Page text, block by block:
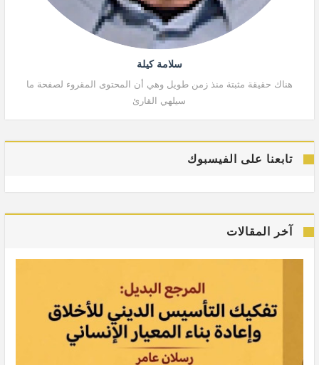
سلامة كيلة
هناك حقيقة مثبتة منذ زمن طويل وهي أن المحتوى المقروء لصفحة ما
سيلهي القارئ
تابعنا على الفيسبوك
آخر المقالات